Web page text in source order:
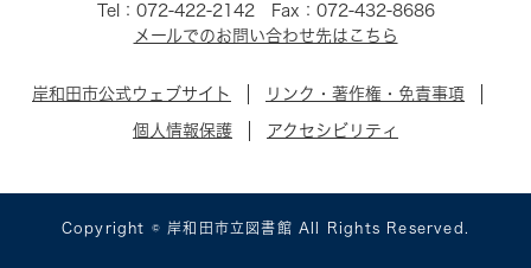
Tel：072-422-2142 Fax：072-432-8686
メールでのお問い合わせ先はこちら
岸和田市公式ウェブサイト リンク・著作権・免責事項
個人情報保護 アクセシビリティ
Copyright © 岸和田市立図書館 All Rights Reserved.